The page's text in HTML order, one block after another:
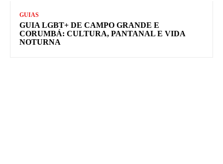
GUIAS
GUIA LGBT+ DE CAMPO GRANDE E
CORUMBÁ: CULTURA, PANTANAL E VIDA
NOTURNA